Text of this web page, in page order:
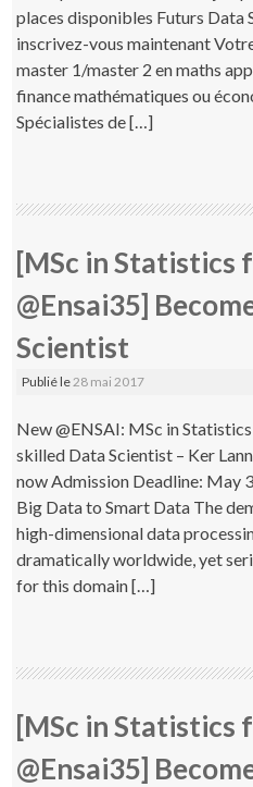
places disponibles Futurs Data
inscrivez-vous maintenant
master 1/master 2 en maths
finance mathématiques ou
Spécialistes de […]
[MSc in Statistics
@Ensai35]
Scientist
Publié le 28 mai 2017
New @ENSAI: MSc in
skilled Data Scientist – Ker
now Admission Deadline: May
Big Data to Smart Data The
high-dimensional data
dramatically worldwide, yet
for this domain […]
[MSc in Statistics
@Ensai35]